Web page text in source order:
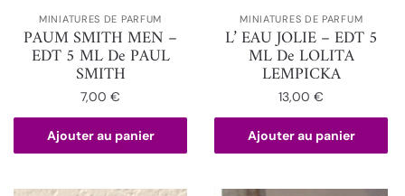
MINIATURES DE PARFUM
PAUM SMITH MEN –
EDT 5 ML De PAUL
SMITH
7,00€
Ajouter au panier
MINIATURES DE PARFUM
L’ EAU JOLIE – EDT 5
ML De LOLITA
LEMPICKA
13,00€
Ajouter au panier